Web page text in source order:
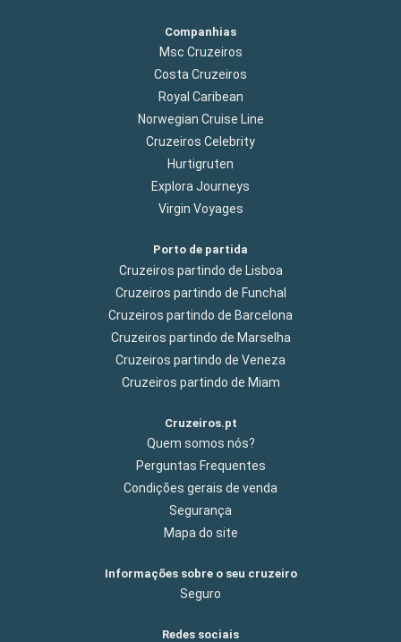
Companhias
Msc Cruzeiros
Costa Cruzeiros
Royal Caribean
Norwegian Cruise Line
Cruzeiros Celebrity
Hurtigruten
Explora Journeys
Virgin Voyages
Porto de partida
Cruzeiros partindo de Lisboa
Cruzeiros partindo de Funchal
Cruzeiros partindo de Barcelona
Cruzeiros partindo de Marselha
Cruzeiros partindo de Veneza
Cruzeiros partindo de Miam
Cruzeiros.pt
Quem somos nós?
Perguntas Frequentes
Condições gerais de venda
Segurança
Mapa do site
Informações sobre o seu cruzeiro
Seguro
Redes sociais